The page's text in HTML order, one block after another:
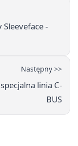
-
Następny >>
linia C-
BUS